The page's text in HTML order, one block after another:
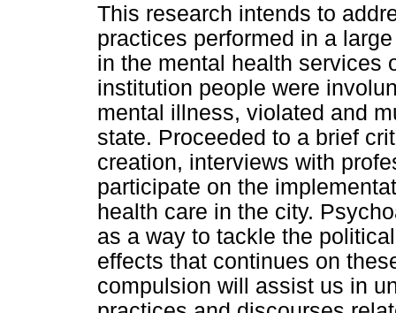
This research intends to
practices performed in a
in the mental health services
institution people were
mental illness, violated and
state. Proceeded to a brief
creation, interviews with
participate on the
health care in the city.
as a way to tackle the
effects that continues on
compulsion will assist us in